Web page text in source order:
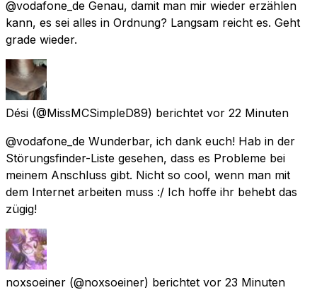
@vodafone_de Genau, damit man mir wieder erzählen
kann, es sei alles in Ordnung? Langsam reicht es. Geht
grade wieder.
Dési (@MissMCSimpleD89) berichtet vor 22 Minuten
@vodafone_de Wunderbar, ich dank euch! Hab in der
Störungsfinder-Liste gesehen, dass es Probleme bei
meinem Anschluss gibt. Nicht so cool, wenn man mit
dem Internet arbeiten muss :/ Ich hoffe ihr behebt das
zügig!
noxsoeiner (@noxsoeiner) berichtet vor 23 Minuten